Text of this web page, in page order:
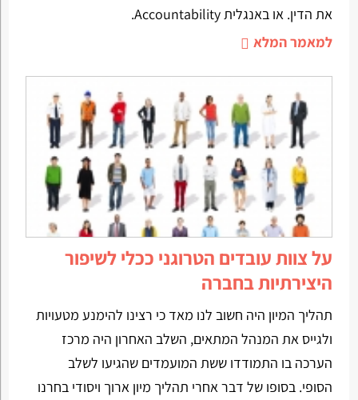
את הדין. או באנגלית Accountability.
למאמר המלא
על צוות עובדים הטרוגני ככלי לשיפור
היצירתיות בחברה
תהליך המיון היה חשוב לנו מאד כי רצינו להימנע מטעויות
ולגייס את המנהל המתאים, השלב האחרון היה מרכז
הערכה בו התמודדו ששת המועמדים שהגיעו לשלב
הסופי. בסופו של דבר אחרי תהליך מיון ארוך ויסודי בחרנו